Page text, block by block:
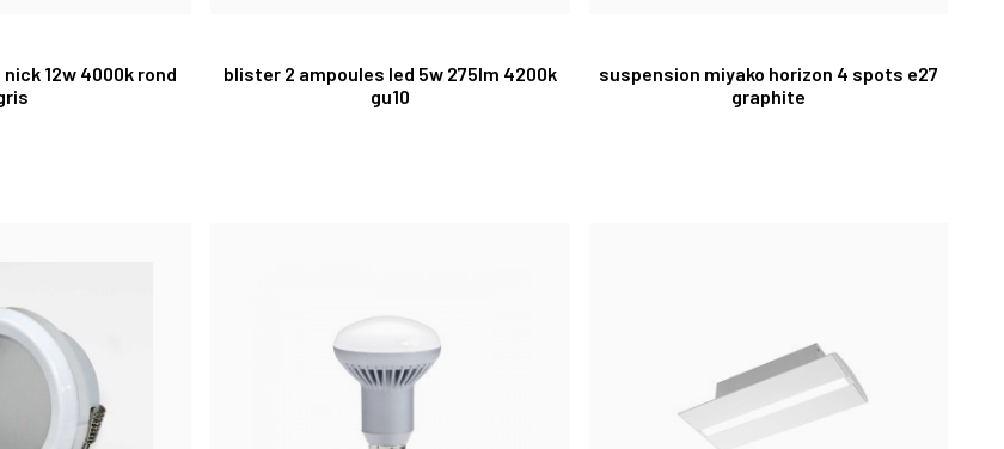
12w 4000k rond
blister 2 ampoules led 5w 275lm 4200k
gu10
suspension miyako horizon 4 spots e27
graphite